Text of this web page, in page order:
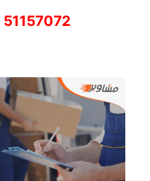
51157072